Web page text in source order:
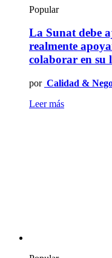
Popular
La Sunat debe
realmente
colaborar en su
por Calidad &
Leer más